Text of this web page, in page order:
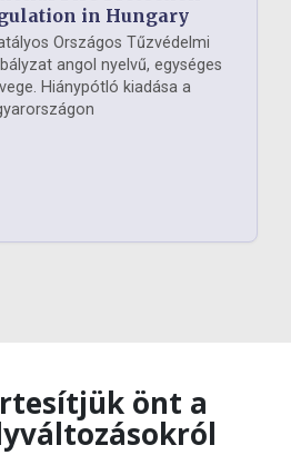
in Hungary
Országos Tűzvédelmi
angol nyelvű, egységes
Hiánypótló kiadása a
önt a